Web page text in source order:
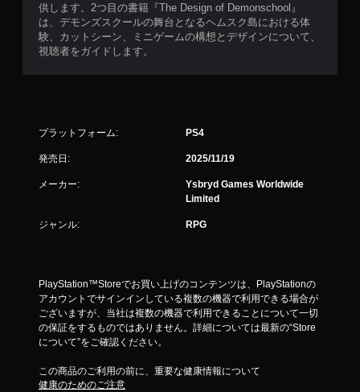
供します。2つ目の書籍『The Design of Demonschool』
は、デモンズスクールの舞台となるヘムスク島における体
験、カットシーン、ミニゲームの構想とデザインについて、
視聴者をガイドします。
プラットフォーム: PS4
発売日: 2025/11/19
メーカー:
Ysbryd Games Worldwide
Limited
ジャンル: RPG
PlayStation™Storeでお買い上げのコンテンツは、PlayStationの
アカウントでサインインしている複数の機器で利用できる場合が
ございますが、当社は複数の機器で利用できることについて一切
の保証をするものではありません。詳細については最新の“Store
について”をご確認ください。
この商品のご利用の前に、重要な健康情報について
健康のためのご注意